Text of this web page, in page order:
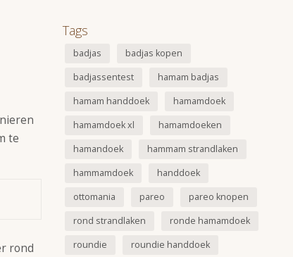
te
rond
Tags
badjas
badjas kopen
badjassentest
hamam badjas
hamam handdoek
hamamdoek
hamamdoek xl
hamamdoeken
hamandoek
hammam strandlaken
hammamdoek
handdoek
ottomania
pareo
pareo knopen
rond strandlaken
ronde hamamdoek
roundie
roundie handdoek